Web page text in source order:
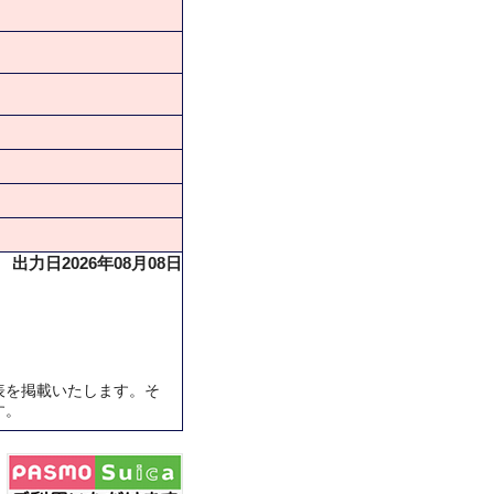
出力日2026年08月08日
掲載いたします。そ